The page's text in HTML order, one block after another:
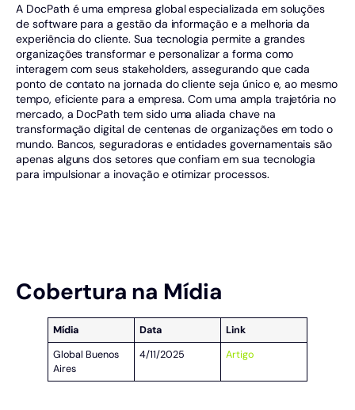
A DocPath é uma empresa global especializada em soluções
de software para a gestão da informação e a melhoria da
experiência do cliente. Sua tecnologia permite a grandes
organizações transformar e personalizar a forma como
interagem com seus stakeholders, assegurando que cada
ponto de contato na jornada do cliente seja único e, ao mesmo
tempo, eficiente para a empresa. Com uma ampla trajetória no
mercado, a DocPath tem sido uma aliada chave na
transformação digital de centenas de organizações em todo o
mundo. Bancos, seguradoras e entidades governamentais são
apenas alguns dos setores que confiam em sua tecnologia
para impulsionar a inovação e otimizar processos.
Cobertura na Mídia
Mídia Data
Link
Global Buenos
Aires
4/11/2025 Artigo